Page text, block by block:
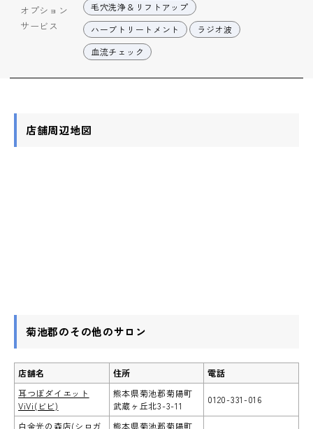
オプション
サービス
毛穴洗浄＆リフトアップ
ハーブトリートメント
ラジオ波
血流チェック
店舗周辺地図
菊池郡のその他のサロン
店舗名 住所
電話
耳つぼダイエット
ViVi(ビビ)
熊本県菊池郡菊陽町
武蔵ヶ丘北3-3-11
0120-331-016
白金光の森店(シロガ 熊本県菊池郡菊陽町